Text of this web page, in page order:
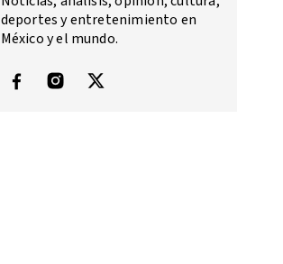
deportes y entretenimiento en
México y el mundo.